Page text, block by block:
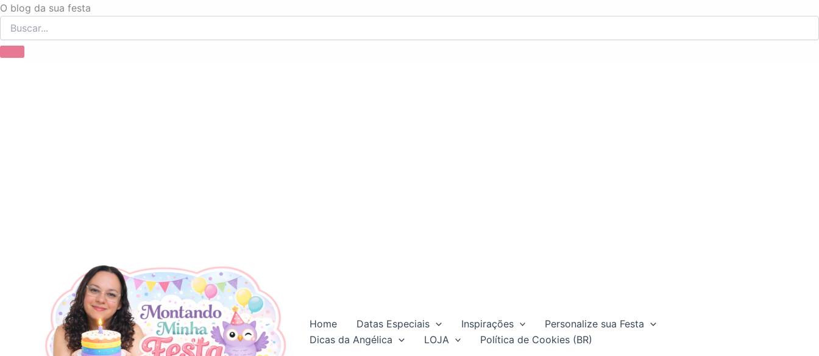
O blog da sua festa
Ir
para
o
conteúdo
Home Datas Especiais Inspirações
Personalize sua Festa
Dicas da Angélica
LOJA Política de Cookies (BR)